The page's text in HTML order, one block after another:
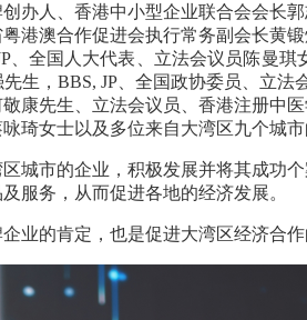
办人、香港中小型企业联合会会长
港澳合作促进会执行常务副会长黄
、全国人大代表、立法会议员陈曼琪
生， BBS, JP、全国政协委员、立法
康先生、立法会议员、香港注册中
琦女士以及多位来自大湾区九个城
城市的企业，积极发展并将其成功
服务，从而促进各地的经济发展。
业的肯定，也是促进大湾区经济合